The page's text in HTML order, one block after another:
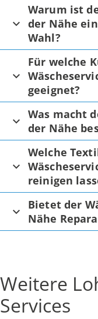
Warum ist
der Nähe
Wahl?
Für welche
geeignet?
Was macht
der Nähe
Welche
reinigen
Bietet der
Nähe
Weitere
Services